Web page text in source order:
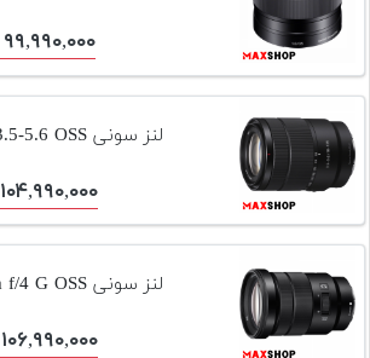
۹۹,۹۹۰,۰۰۰ تومان
لنز سونی E 18-135mm f/3.5-5.6 OSS
۱۰۴,۹۹۰,۰۰۰ تومان
لنز سونی E PZ 18-105mm f/4 G OSS
۱۰۶,۹۹۰,۰۰۰ تومان